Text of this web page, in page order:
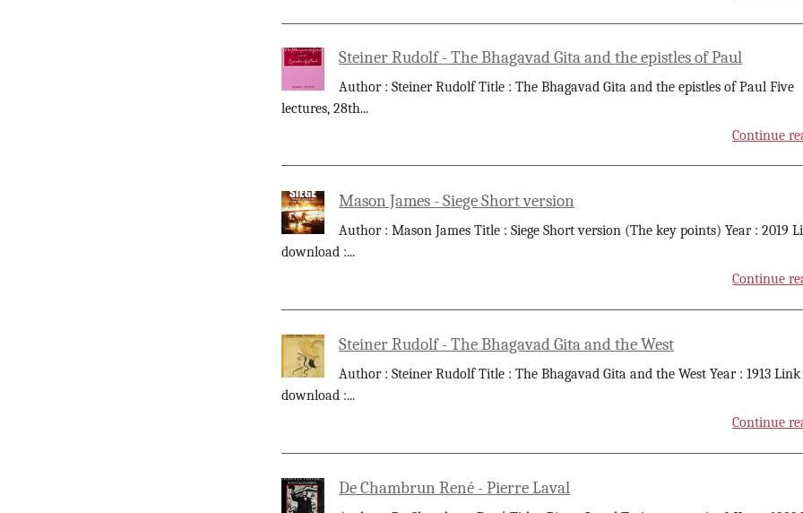
Steiner Rudolf - The Bhagavad Gita and the epistles of Paul
Author : Steiner Rudolf Title : The Bhagavad Gita and the epistles of Paul Five
lectures, 28th...
Continue
Mason James - Siege Short version
Author : Mason James Title : Siege Short version (The key points) Year : 2019
download :...
Continue
Steiner Rudolf - The Bhagavad Gita and the West
Author : Steiner Rudolf Title : The Bhagavad Gita and the West Year : 1913 Link
download :...
Continue
De Chambrun René - Pierre Laval